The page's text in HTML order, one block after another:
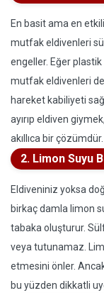
En basit ama en
mutfak eldivenleri
engeller. Eğer
mutfak eldivenleri
hareket kabiliyeti
ayırıp eldiven
akıllıca bir çözümdür.
2. Limon Suyu
Eldiveniniz yoksa
birkaç damla limon
tabaka oluşturur.
veya tutunamaz.
etmesini önler.
bu yüzden dikkatli